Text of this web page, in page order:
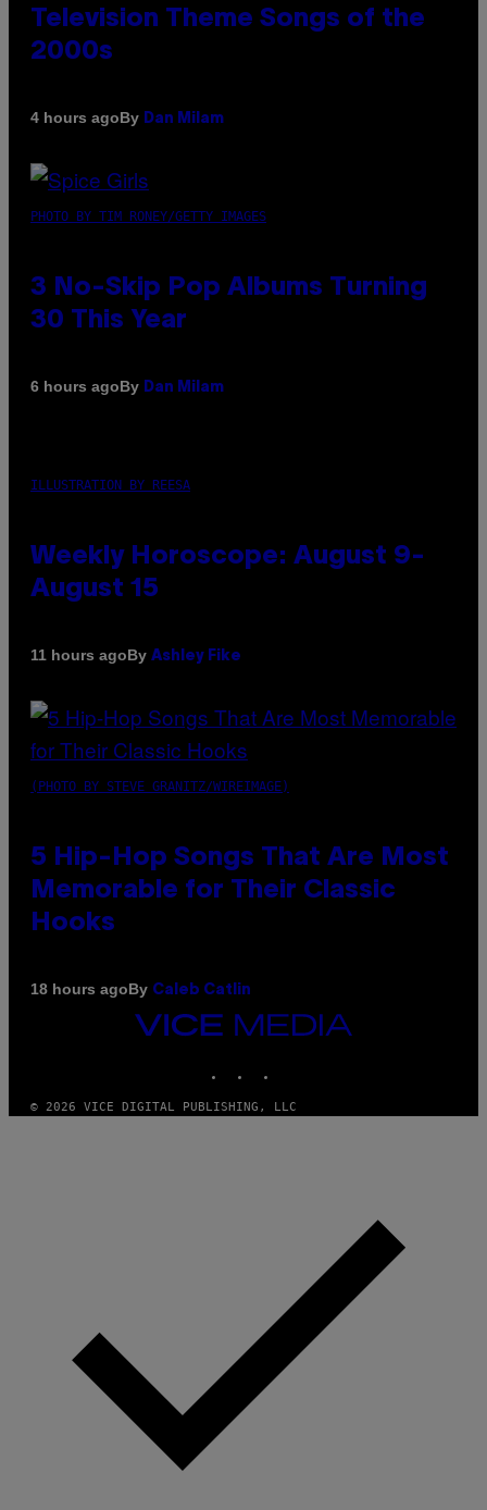
Television Theme Songs of the
2000s
4 hours agoBy Dan Milam
PHOTO BY TIM RONEY/GETTY IMAGES
3 No-Skip Pop Albums Turning
30 This Year
6 hours agoBy Dan Milam
ILLUSTRATION BY REESA
Weekly Horoscope: August 9-
August 15
11 hours agoBy Ashley Fike
(PHOTO BY STEVE GRANITZ/WIREIMAGE)
5 Hip-Hop Songs That Are Most
Memorable for Their Classic
Hooks
18 hours agoBy Caleb Catlin
VICE
MEDIA
© 2026 VICE DIGITAL PUBLISHING, LLC